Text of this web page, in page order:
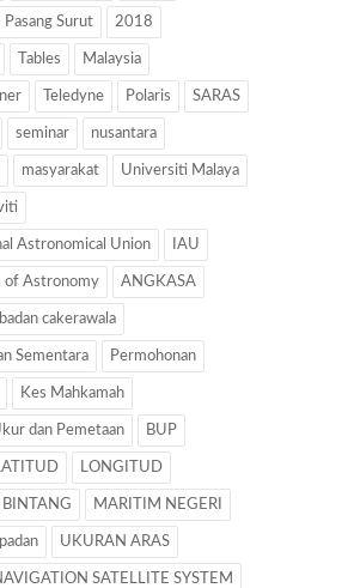
Pasang Surut 2018
Tables Malaysia
Teledyne Polaris SARAS
seminar nusantara
masyarakat Universiti Malaya
Astronomical Union IAU
of Astronomy ANGKASA
badan cakerawala
Sementara Permohonan
Kes Mahkamah
dan Pemetaan BUP
LONGITUD
BINTANG MARITIM NEGERI
UKURAN ARAS
SATELLITE SYSTEM